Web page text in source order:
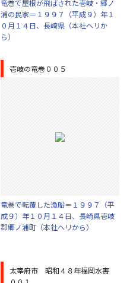
竜巻で屋根が飛ばされた壱岐・郷ノ
浦の民家＝１９９７（平成９）年１
０月１４日、長崎県（本社ヘリか
ら）
壱岐の竜巻００５
竜巻で転覆した漁船＝１９９７（平
成９）年１０月１４日、長崎県壱岐
郡郷ノ浦町（本社ヘリから）
太宰府市 昭和４８年福岡水害